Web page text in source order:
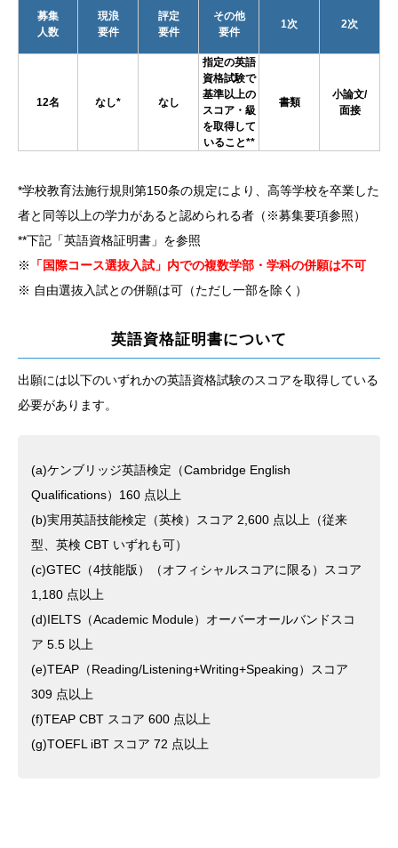
募集
人数
現浪
要件
評定
要件
その他
要件
1次 2次
12名 なし* なし
指定の英語
資格試験で
基準以上の
スコア・級
を取得して
いること**
書類
小論文/
面接
*学校教育法施行規則第150条の規定により、高等学校を卒業した
者と同等以上の学力があると認められる者（※募集要項参照）
**下記「英語資格証明書」を参照
※
「国際コース選抜入試」内での複数学部・学科の併願は不可
※ 自由選抜入試との併願は可（ただし一部を除く）
英語資格証明書について
出願には以下のいずれかの英語資格試験のスコアを取得している
必要があります。
(a)ケンブリッジ英語検定（Cambridge English
Qualifications）160 点以上
(b)実用英語技能検定（英検）スコア 2,600 点以上（従来
型、英検 CBT いずれも可）
(c)GTEC（4技能版）（オフィシャルスコアに限る）スコア
1,180 点以上
(d)IELTS（Academic Module）オーバーオールバンドスコ
ア 5.5 以上
(e)TEAP（Reading/Listening+Writing+Speaking）スコア
309 点以上
(f)TEAP CBT スコア 600 点以上
(g)TOEFL iBT スコア 72 点以上